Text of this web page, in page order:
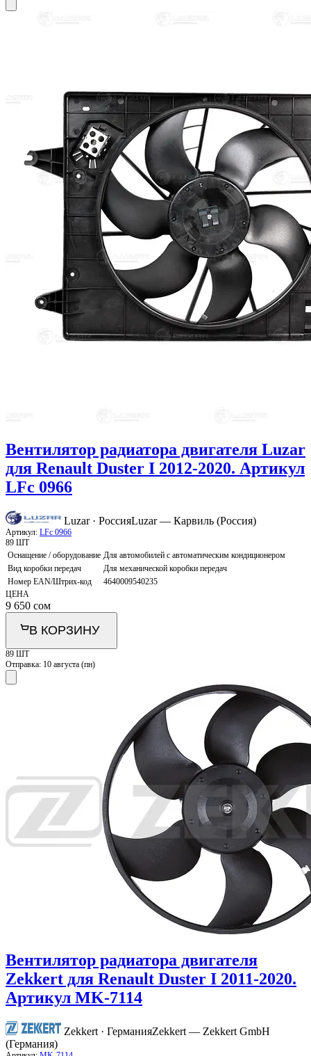
Вентилятор радиатора двигателя Luzar
для Renault Duster I 2012-2020. Артикул
LFc 0966
Luzar · РоссияLuzar — Карвиль (Россия)
Артикул: LFc 0966
89 ШТ
Оснащение / оборудование Для автомобилей с автоматическим кондиционером
Вид коробки передач
Для механической коробки передач
Номер EAN/Штрих-код
4640009540235
ЦЕНА
9 650 сом
В КОРЗИНУ
89 ШТ
Отправка: 10 августа (пн)
Вентилятор радиатора двигателя
Zekkert для Renault Duster I 2011-2020.
Артикул MK-7114
Zekkert · ГерманияZekkert — Zekkert GmbH
(Германия)